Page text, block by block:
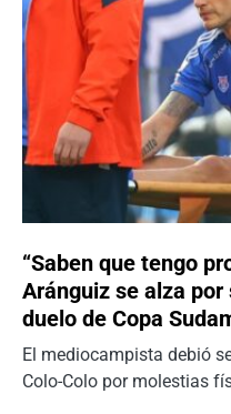
“Saben que tengo
Aránguiz se alza
duelo de Copa
El mediocampista debió
Colo-Colo por molestias